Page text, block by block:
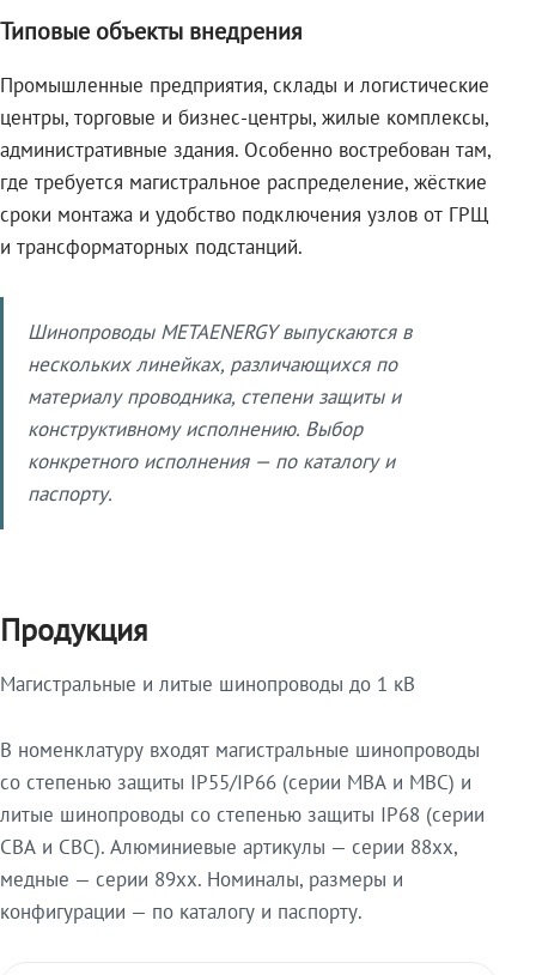
Типовые объекты внедрения
Промышленные предприятия, склады и логистические
центры, торговые и бизнес-центры, жилые комплексы,
административные здания. Особенно востребован там,
где требуется магистральное распределение, жёсткие
сроки монтажа и удобство подключения узлов от ГРЩ
и трансформаторных подстанций.
Шинопроводы METAENERGY выпускаются в
нескольких линейках, различающихся по
материалу проводника, степени защиты и
конструктивному исполнению. Выбор
конкретного исполнения — по каталогу и
паспорту.
Продукция
Магистральные и литые шинопроводы до 1 кВ
В номенклатуру входят магистральные шинопроводы
со степенью защиты IP55/IP66 (серии МВА и МВС) и
литые шинопроводы со степенью защиты IP68 (серии
СВА и СВС). Алюминиевые артикулы — серии 88xx,
медные — серии 89xx. Номиналы, размеры и
конфигурации — по каталогу и паспорту.